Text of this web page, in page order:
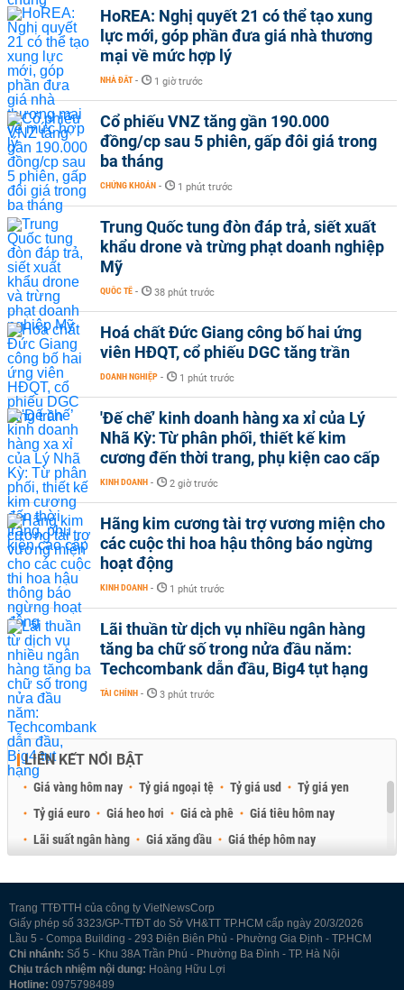
HoREA: Nghị quyết 21 có thể tạo xung
lực mới, góp phần đưa giá nhà thương
mại về mức hợp lý
NHÀ ĐẤT - 1 giờ trước
Cổ phiếu VNZ tăng gần 190.000
đồng/cp sau 5 phiên, gấp đôi giá trong
ba tháng
CHỨNG KHOÁN - 1 phút trước
Trung Quốc tung đòn đáp trả, siết xuất
khẩu drone và trừng phạt doanh nghiệp
Mỹ
QUỐC TẾ - 38 phút trước
Hoá chất Đức Giang công bố hai ứng
viên HĐQT, cổ phiếu DGC tăng trần
DOANH NGHIỆP - 1 phút trước
'Đế chế’ kinh doanh hàng xa xỉ của Lý
Nhã Kỳ: Từ phân phối, thiết kế kim
cương đến thời trang, phụ kiện cao cấp
KINH DOANH - 2 giờ trước
Hãng kim cương tài trợ vương miện cho
các cuộc thi hoa hậu thông báo ngừng
hoạt động
KINH DOANH - 1 phút trước
Lãi thuần từ dịch vụ nhiều ngân hàng
tăng ba chữ số trong nửa đầu năm:
Techcombank dẫn đầu, Big4 tụt hạng
TÀI CHÍNH - 3 phút trước
LIÊN KẾT NỔI BẬT
Giá vàng hôm nay Tỷ giá ngoại tệ Tỷ giá usd
Tỷ giá yen
Tỷ giá euro
Giá heo hơi Giá cà phê
Giá tiêu hôm nay
Lãi suất ngân hàng
Giá xăng dầu
Giá thép hôm nay
Trang TTĐTTH của công ty VietNewsCorp
Giấy phép số 3323/GP-TTĐT do Sở VH&TT TP.HCM cấp ngày 20/3/2026
Lầu 5 - Compa Building - 293 Điện Biên Phủ - Phường Gia Định - TP.HCM
Chi nhánh: Số 5 - Khu 38A Trần Phú - Phường Ba Đình - TP. Hà Nội
Chịu trách nhiệm nội dung: Hoàng Hữu Lợi
Hotline: 0975798489